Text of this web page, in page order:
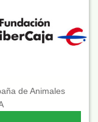
de Animales